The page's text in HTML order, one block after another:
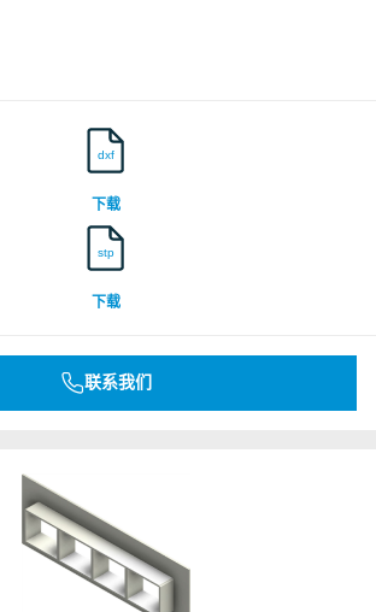
dxf
下载
stp
下载
联系我们